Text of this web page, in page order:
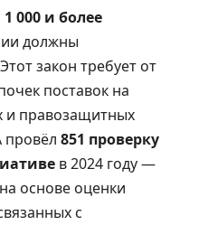
1 000 и более
должны
закон требует от
поставок на
и правозащитных
провёл 851 проверку
в 2024 году —
основе оценки
с